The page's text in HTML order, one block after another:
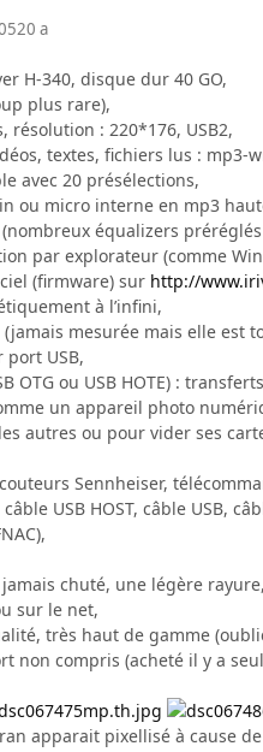
20 a
H-340, disque dur 40 GO,
plus rare),
résolution : 220*176, USB2,
textes, fichiers lus : mp3-
avec 20 présélections,
ou micro interne en mp3
équalizers
par explorateur (comme
(firmware) sur http://
à l’infini,
mesurée mais elle est
USB,
OTG ou USB HOTE) :
un appareil photo
autres ou pour vider ses
Sennheiser,
USB HOST, câble USB,
chuté, une légère
sur le net,
très haut de gamme
non compris (acheté il y a
apparait pixellisé à cause